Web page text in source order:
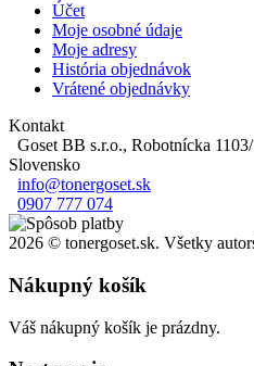
Účet
Moje osobné údaje
Moje adresy
História objednávok
Vrátené objednávky
Kontakt
Goset BB s.r.o., Robotnícka
Slovensko
info@tonergoset.sk
0907 777 074
2026 © tonergoset.sk. Všetky
Nákupný košík
Váš nákupný košík je prázdny.